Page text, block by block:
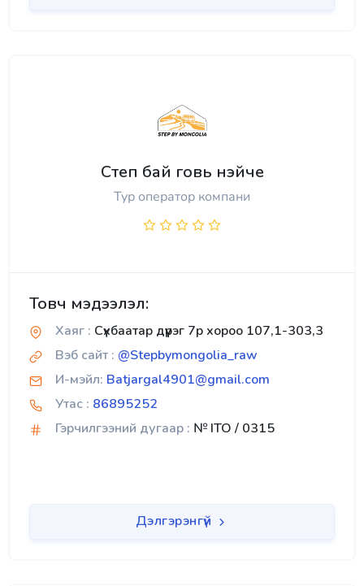
Степ бай говь нэйче
Тур оператор компани
Товч мэдээлэл:
Хаяг : Сүхбаатар дүүрэг 7р хороо 107,1-303,3
Вэб сайт : @Stepbymongolia_raw
И-мэйл: Batjargal4901@gmail.com
Утас : 86895252
Гэрчилгээний дугаар : № ITO / 0315
Дэлгэрэнгүй